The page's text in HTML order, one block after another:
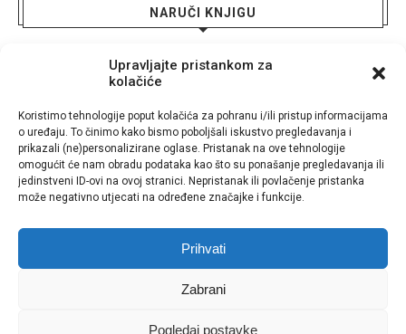
Upravljajte pristankom za
kolačiće
Koristimo tehnologije poput kolačića za pohranu i/ili pristup informacijama
o uređaju. To činimo kako bismo poboljšali iskustvo pregledavanja i
prikazali (ne)personalizirane oglase. Pristanak na ove tehnologije
omogućit će nam obradu podataka kao što su ponašanje pregledavanja ili
jedinstveni ID-ovi na ovoj stranici. Nepristanak ili povlačenje pristanka
može negativno utjecati na određene značajke i funkcije.
Prihvati
Zabrani
Pogledaj postavke
NARUČI KNJIGU